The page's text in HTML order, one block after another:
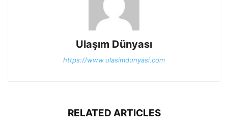
Ulaşım Dünyası
https://www.ulasimdunyasi.com
RELATED ARTICLES